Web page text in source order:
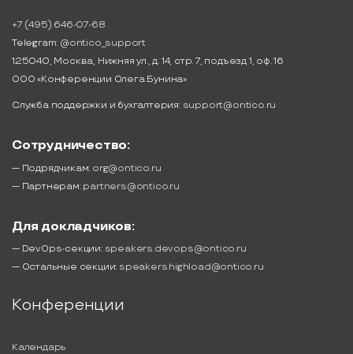
+7 (495) 646-07-68
Telegram: @ontico_support
125040, Москва, Нижняя ул., д. 14, стр. 7, подъезд 1, оф. 16
ООО «Конференции Олега Бунина»
Служба поддержки и бухгалтерия: support@ontico.ru
Сотрудничество:
— Подрядчикам: org@ontico.ru
— Партнерам: partners@ontico.ru
Для докладчиков:
— DevOps-секции: speakers.devops@ontico.ru
— Остальные секции: speakers.highload@ontico.ru
Конференции
Календарь